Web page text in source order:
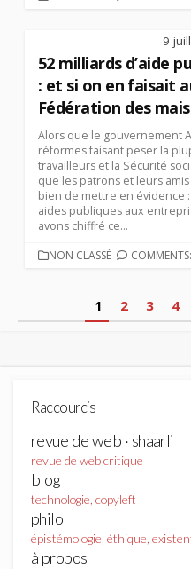
9
52 milliards d’aide
: et si on en faisait
Fédération des
Alors que le gouvernement
réformes faisant peser la
travailleurs et la Sécurité
que les patrons et leurs
bien de mettre en évidence
aides publiques aux
avons chiffré ce...
CATEGORIES
NON CLASSÉ
Pagination
des
1 2 3 4
Raccourcis
revue de web · shaarli
revue de web critique
blog
technologie, copyleft
philo
épistémologie, éthique,
à propos